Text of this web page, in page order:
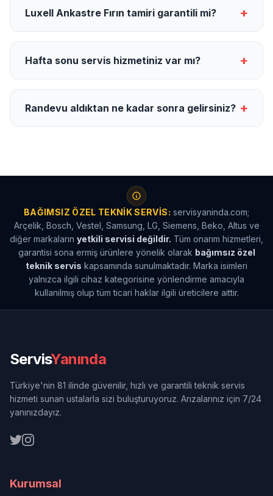
Luxell Ankastre Fırın tamiri garantili mi? +
Hafta sonu servis hizmetiniz var mı? +
Randevu aldıktan ne kadar sonra gelirsiniz? +
BAĞIMSIZ ÖZEL TEKNIK SERVIS: servisyaninda.com;
Arçelik, Bosch, Vestel, Samsung, LG, Siemens, Beko, Altus ve
diğer markaların yetkili servisi değildir. Tüm onarım hizmetleri,
garantisi sona ermiş ürünlere yönelik olarak bağımsız özel
teknik servis kapsamında sunulmaktadır. Marka isimleri
yalnızca ilgili cihaz kategorisine yönlendirme amacıyla
kullanılmış olup tüm ticari haklar ilgili üreticilere aittir.
ServisYanında
Türkiye'nin 81 ilinde güvenilir, hızlı ve garantili teknik servis
hizmeti sunan ustalarla sizi buluşturuyoruz. Arızalarınız için 7/24
yanınızdayız.
Kurumsal